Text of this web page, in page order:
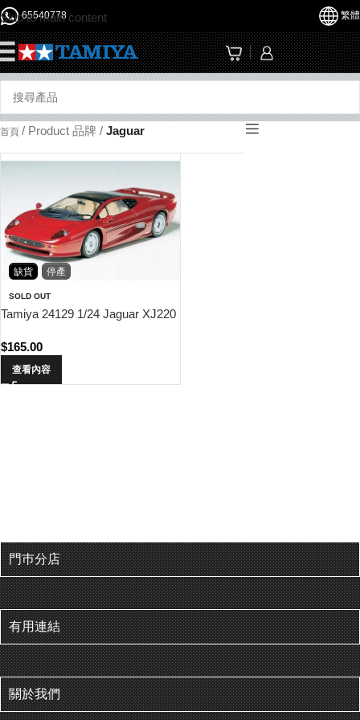
Skip to main content
65540778 繁體
首頁 / Product 品牌 / Jaguar
缺貨 停產
SOLD OUT
Tamiya 24129 1/24 Jaguar XJ220
$165.00
查看內容
門巿分店
有用連結
關於我們